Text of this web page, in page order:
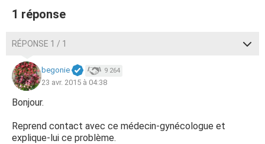
1 réponse
RÉPONSE 1 / 1
begonie 9 264
23 avr. 2015 à 04:38
Bonjour.
Reprend contact avec ce médecin-gynécologue et
explique-lui ce problème.